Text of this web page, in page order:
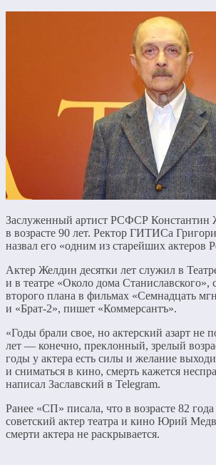
Заслуженный артист РСФСР Константин
в возрасте 90 лет. Ректор ГИТИСа
назвал его «одним из старейших актеров
Актер Желдин десятки лет служил в
и в театре «Около дома Станиславского»,
второго плана в фильмах «Семнадцать
и «Брат-2», пишет «Коммерсантъ».
«Годы брали свое, но актерский азарт не
лет — конечно, преклонный, зрелый
годы у актера есть силы и желание
и сниматься в кино, смерть кажется
написал Заславский в Telegram.
Ранее «СП» писала, что в возрасте 82 года
советский актер театра и кино Юрий
смерти актера не раскрывается.